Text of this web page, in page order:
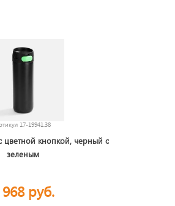
17-19941.38
цветной кнопкой, черный с
зеленым
руб.